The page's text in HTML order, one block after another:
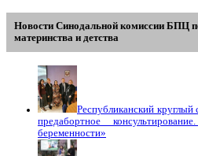
Новости Синодальной комиссии БПЦ
материнства и детства
Республиканский круглый
предабортное
беременности»